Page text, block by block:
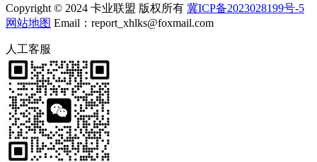
Copyright © 2024 卡业联盟 版权所有 冀ICP备2023028199号-5
网站地图 Email：report_xhlks@foxmail.com
人工客服